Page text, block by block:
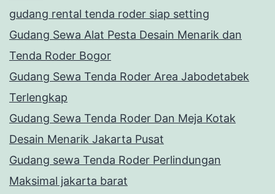
gudang rental tenda roder siap setting
Gudang Sewa Alat Pesta Desain Menarik dan
Tenda Roder Bogor
Gudang Sewa Tenda Roder Area Jabodetabek
Terlengkap
Gudang Sewa Tenda Roder Dan Meja Kotak
Desain Menarik Jakarta Pusat
Gudang sewa Tenda Roder Perlindungan
Maksimal jakarta barat